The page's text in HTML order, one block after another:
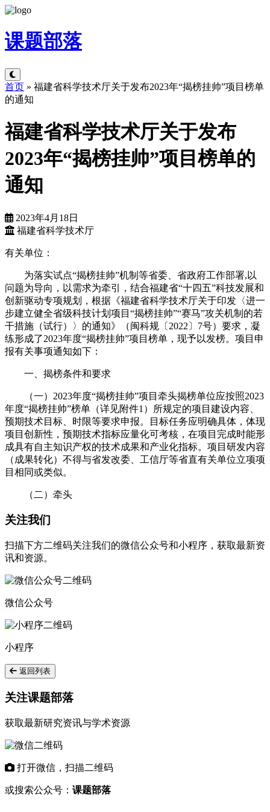
课题部落
首页 » 福建省科学技术厅关于发布2023年“揭榜挂帅”项目榜单
的通知
福建省科学技术厅关于发布
2023年“揭榜挂帅”项目榜单的
通知
2023年4月18日
福建省科学技术厅
有关单位：
为落实试点“揭榜挂帅”机制等省委、省政府工作部署,以
问题为导向，以需求为牵引，结合福建省“十四五”科技发展和
创新驱动专项规划，根据《福建省科学技术厅关于印发〈进一
步建立健全省级科技计划项目“揭榜挂帅”“赛马”攻关机制的若
干措施（试行）〉的通知》（闽科规〔2022〕7号）要求，凝
练形成了2023年度“揭榜挂帅”项目榜单，现予以发榜。项目申
报有关事项通知如下：
一、揭榜条件和要求
（一）2023年度“揭榜挂帅”项目牵头揭榜单位应按照2023
年度“揭榜挂帅”榜单（详见附件1）所规定的项目建设内容、
预期技术目标、时限等要求申报。目标任务应明确具体，体现
项目创新性，预期技术指标应量化可考核，在项目完成时能形
成具有自主知识产权的技术成果和产业化指标。项目研发内容
（成果转化）不得与省发改委、工信厅等省直有关单位立项项
目相同或类似。
（二）牵头
关注我们
扫描下方二维码关注我们的微信公众号和小程序，获取最新资
讯和资源。
微信公众号
小程序
返回列表
关注课题部落
获取最新研究资讯与学术资源
打开微信，扫描二维码
或搜索公众号： 课题部落